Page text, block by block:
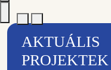
AKTUÁLIS
PROJEKTEK